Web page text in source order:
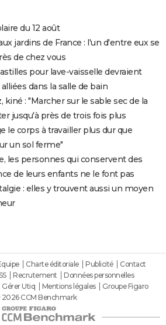
du 12 août
jardins de France : l'un d'entre eux se
de chez vous
pour lave-vaisselle devraient
dans la salle de bain
kiné : "Marcher sur le sable sec de la
jusqu'à près de trois fois plus
le corps à travailler plus dur que
un sol ferme"
les personnes qui conservent des
de leurs enfants ne le font pas
: elles y trouvent aussi un moyen
Charte éditoriale Publicité
Contact
Recrutement
Données personnelles
Gérer Utiq Mentions légales
Groupe Figaro
CCM Benchmark